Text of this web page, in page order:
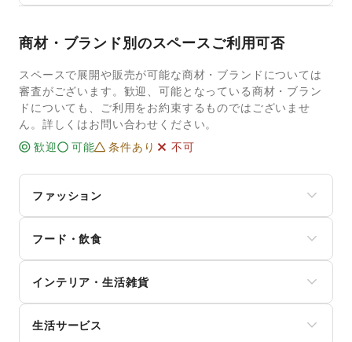
商材・ブランド別のスペースご利用可否
スペースで展開や販売が可能な商材・ブランドについては
審査がございます。歓迎、可能となっている商材・ブラン
ドについても、ご利用をお約束するものではございませ
ん。詳しくはお問い合わせください。
歓迎
可能 条件あり 不可
ファッション
レディースファッション
ユニセックス
インナー・ルームウェア
キッズ・ベビー・マタニティ
スポーツ
シーズナルウェア
フード・飲食
和菓子
パン
お弁当・惣菜
軽食・ホットスナック
インテリア・生活雑貨
寝具・ベッド
生活サービス